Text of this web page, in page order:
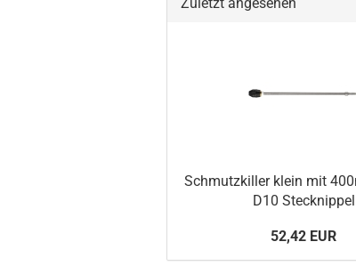
Schmutzkiller klein mit
D10 Stecknippel
52,42 EUR